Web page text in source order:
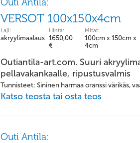
VERSOT 100x150x4cm
Laji:
akryylimaalaus
Hinta:
1650,00
€
Mitat:
100cm x 150cm x
4cm
Outiantila-art.com. Suuri
pellavakankaalle, ripustusvalmis
Tunnisteet: Sininen harmaa oranssi värikäs,
Katso teosta tai osta teos
Outi Antila: